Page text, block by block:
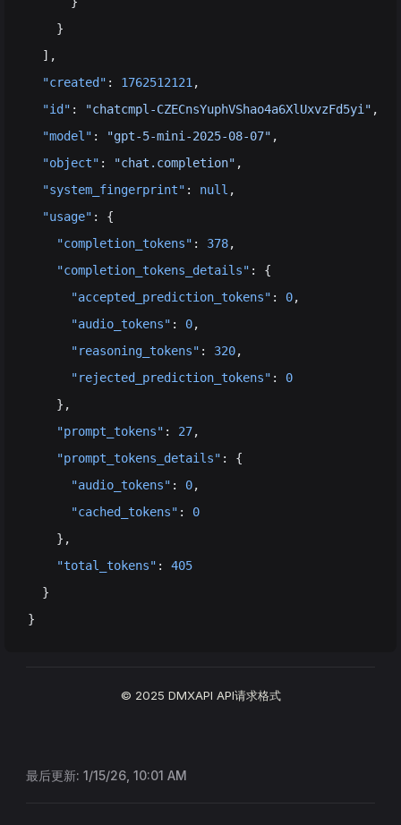
    }
  ],
  "created"
: 1762512121 ,
  "id"
: "chatcmpl-CZECnsYuphVShao4a6XlUxvzFd5yi" ,
  "model"
: "gpt-5-mini-2025-08-07" ,
  "object"
: "chat.completion" ,
  "system_fingerprint"
: null ,
  "usage"
: {
    "completion_tokens"
: 378,
    "completion_tokens_details"
: {
      "accepted_prediction_tokens"
: 0,
      "audio_tokens"
: 0,
      "reasoning_tokens"
: 320,
      "rejected_prediction_tokens"
: 0
    },
    "prompt_tokens"
: 27,
    "prompt_tokens_details"
: {
      "audio_tokens"
: 0,
      "cached_tokens"
: 0
    },
    "total_tokens"
: 405
  }
}
© 2025 DMXAPI API请求格式
最后更新: 1/15/26, 10:01 AM